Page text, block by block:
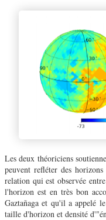
Les deux théoriciens
peuvent refléter des
relation qui est observée
l'horizon est en très bon
Gaztañaga et qu'il a appelé
taille d'horizon et densité